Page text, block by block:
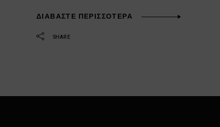
ΔΙΑΒΆΣΤΕ ΠΕΡΙΣΣΌΤΕΡΑ
SHARE